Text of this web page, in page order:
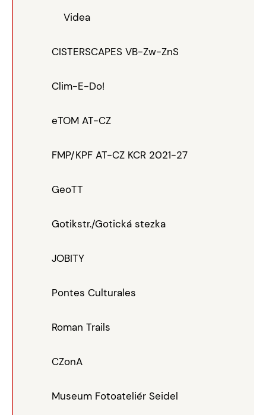
Videa
CISTERSCAPES VB-Zw-ZnS
Clim-E-Do!
eTOM AT-CZ
FMP/KPF AT-CZ KCR 2021-27
GeoTT
Gotikstr./Gotická stezka
JOBITY
Pontes Culturales
Roman Trails
CZonA
Museum Fotoateliér Seidel